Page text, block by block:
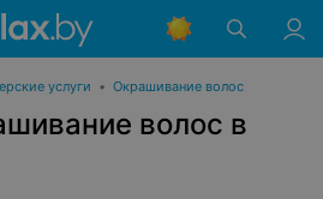
услуги • Окрашивание волос
волос в